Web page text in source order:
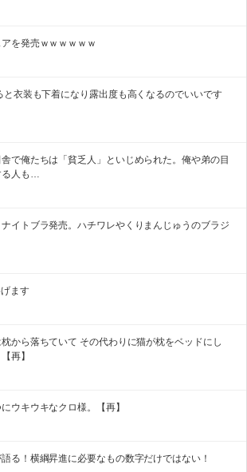
を発売ｗｗｗｗｗｗ
と衣装も下着になり露出度も高くなるのでいいです
で俺たちは「貧乏人」といじめられた。俺や弟の目
る人も…
ナイトブラ発売。ハチワレやくりまんじゅうのブラジ
ます
から落ちていて その代わりに猫が枕をベッドにし
再】
ウキウキなクロ様。【再】
語る！横綱昇進に必要なもの数字だけではない！